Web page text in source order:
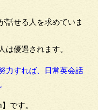
話せる人を求めていま
は優遇されます。
力すれば、日常英会話
です。